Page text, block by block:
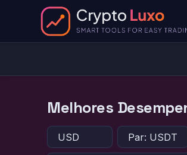
Melhores